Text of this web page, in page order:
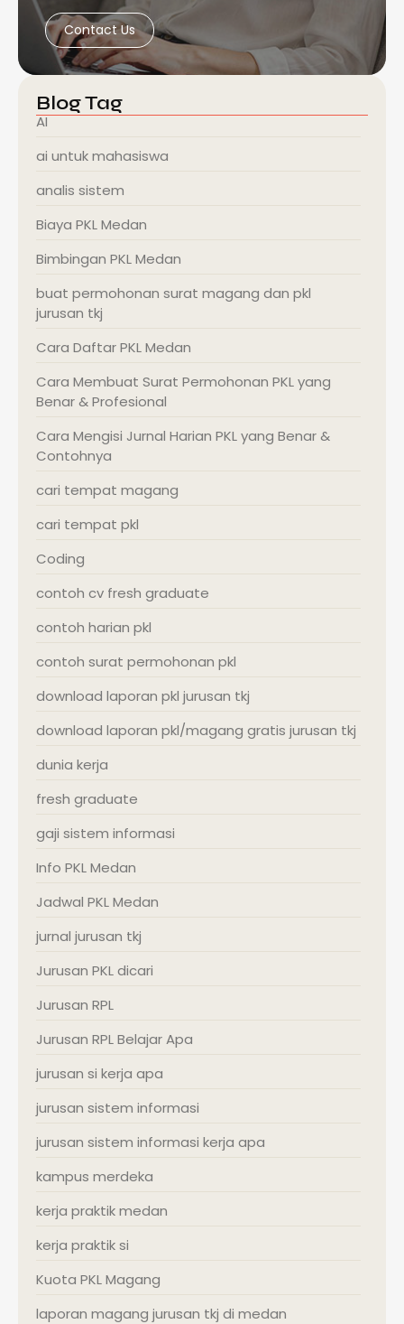
Contact Us
Blog Tag
AI
ai untuk mahasiswa
analis sistem
Biaya PKL Medan
Bimbingan PKL Medan
buat permohonan surat magang dan pkl
jurusan tkj
Cara Daftar PKL Medan
Cara Membuat Surat Permohonan PKL yang
Benar & Profesional
Cara Mengisi Jurnal Harian PKL yang Benar &
Contohnya
cari tempat magang
cari tempat pkl
Coding
contoh cv fresh graduate
contoh harian pkl
contoh surat permohonan pkl
download laporan pkl jurusan tkj
download laporan pkl/magang gratis jurusan tkj
dunia kerja
fresh graduate
gaji sistem informasi
Info PKL Medan
Jadwal PKL Medan
jurnal jurusan tkj
Jurusan PKL dicari
Jurusan RPL
Jurusan RPL Belajar Apa
jurusan si kerja apa
jurusan sistem informasi
jurusan sistem informasi kerja apa
kampus merdeka
kerja praktik medan
kerja praktik si
Kuota PKL Magang
laporan magang jurusan tkj di medan